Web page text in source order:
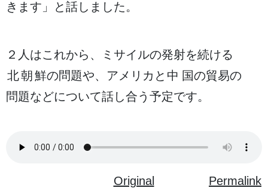
きます」と話しました。
２人 はこれから、ミサイルの発射を続ける
北朝鮮の問題や、アメリカと 中国の貿易の
問題などについて話し合う 予定です。
Original Permalink